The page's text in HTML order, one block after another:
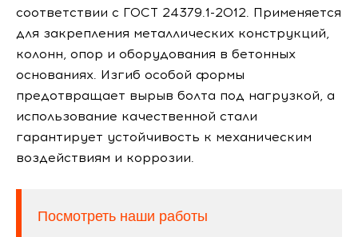
соответствии с ГОСТ 24379.1-2012. Применяется
для закрепления металлических конструкций,
колонн, опор и оборудования в бетонных
основаниях. Изгиб особой формы
предотвращает вырыв болта под нагрузкой, а
использование качественной стали
гарантирует устойчивость к механическим
воздействиям и коррозии.
Посмотреть наши работы